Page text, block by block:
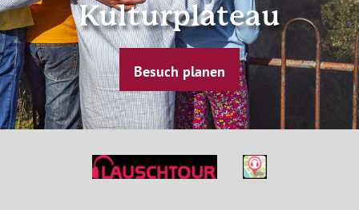
Kulturplateau
Besuch planen